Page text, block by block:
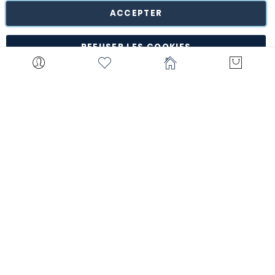
notre entrepôt de Turnhout (Belgique).
*à l'exception de certains produits comme la
ACCEPTER
REFUSER LES COOKIES